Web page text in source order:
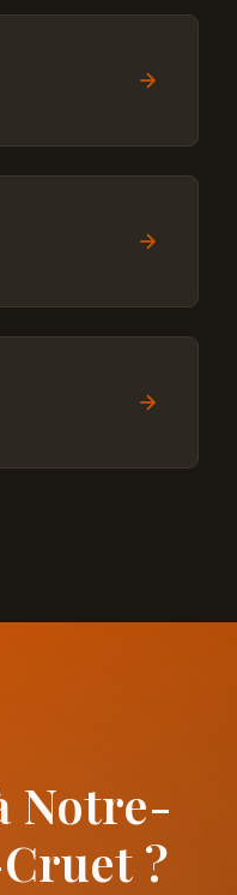
Notre-
?